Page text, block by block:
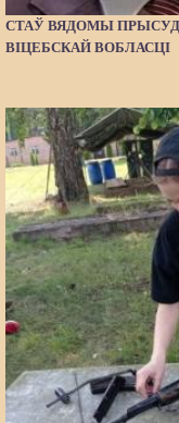
СТАЎ ВЯДОМЫ
ВІЦЕБСКАЙ ВОБЛАСЦІ